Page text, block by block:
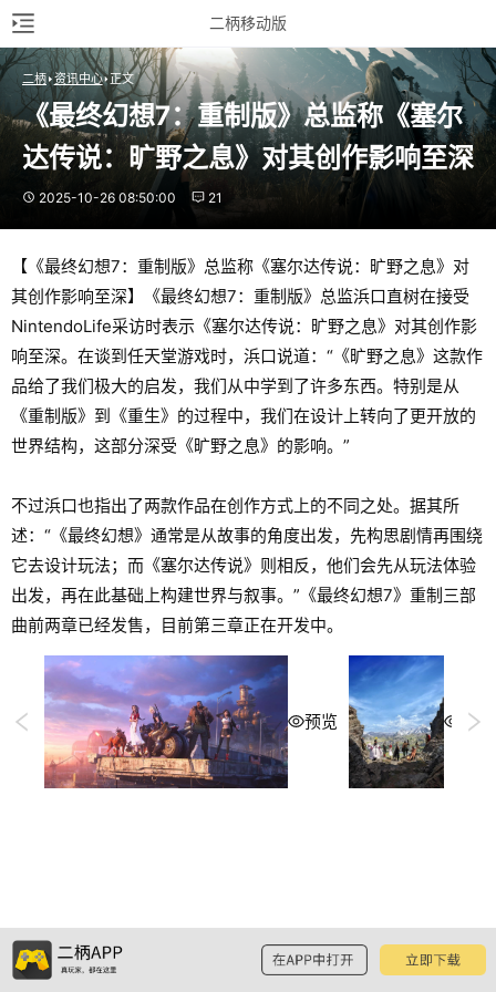
二柄移动版
二柄 资讯中心 正文
《最终幻想7：重制版》总监称《塞尔
达传说：旷野之息》对其创作影响至深
2025-10-26 08:50:00 21
【《最终幻想7：重制版》总监称《塞尔达传说：旷野之息》对
其创作影响至深】《最终幻想7：重制版》总监浜口直树在接受
NintendoLife采访时表示《塞尔达传说：旷野之息》对其创作影
响至深。在谈到任天堂游戏时，浜口说道：“《旷野之息》这款作
品给了我们极大的启发，我们从中学到了许多东西。特别是从
《重制版》到《重生》的过程中，我们在设计上转向了更开放的
世界结构，这部分深受《旷野之息》的影响。”
不过浜口也指出了两款作品在创作方式上的不同之处。据其所
述：“《最终幻想》通常是从故事的角度出发，先构思剧情再围绕
它去设计玩法；而《塞尔达传说》则相反，他们会先从玩法体验
出发，再在此基础上构建世界与叙事。”《最终幻想7》重制三部
曲前两章已经发售，目前第三章正在开发中。
预览 预览